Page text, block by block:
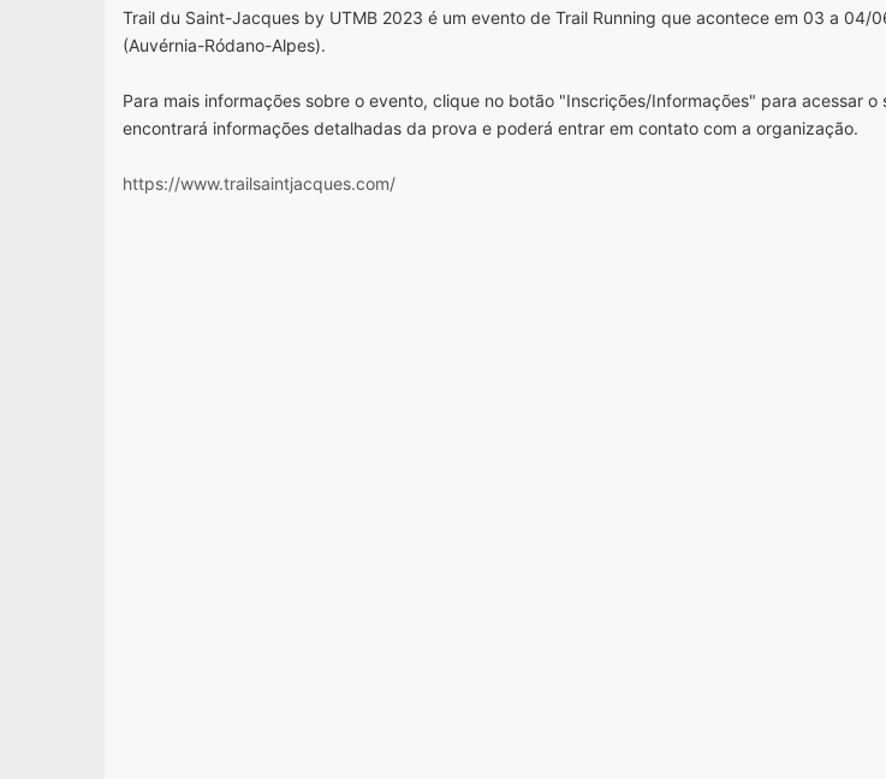
Trail du Saint-Jacques by UTMB 2023 é um evento de Trail Running que acontece em 03 a 04/
(Auvérnia-Ródano-Alpes).
Para mais informações sobre o evento, clique no botão "Inscrições/Informações" para acessar
encontrará informações detalhadas da prova e poderá entrar em contato com a organização.
https://www.trailsaintjacques.com/